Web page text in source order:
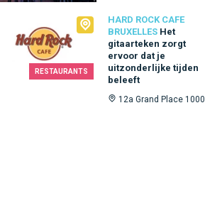
RESTAURANTS
HARD ROCK CAFE
BRUXELLES Het
gitaarteken zorgt
ervoor dat je
uitzonderlijke tijden
beleeft
12a Grand Place 1000
Rock Cafe Bruxelles